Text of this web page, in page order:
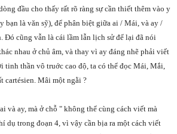
đầu cho thấy rất rõ ràng sự cần thiết thêm vào y
bạn là văn sỹ), để phân biệt giữa ai / Mái, và ay /
Đó cũng vẫn là cái lầm lẫn lịch sử để lại đã nói
nhau ở chủ âm, và thay vì ay đáng nhẽ phải viết
tinh thần vô truớc cao độ, ta có thể đọc Mái, Mắi,
cartésien. Mâi một ngằi ?
và ay, mà ở chỗ " không thể cùng cách viết mà
dụ trong đoạn 4, vì vậy cần bịa ra một cách viết